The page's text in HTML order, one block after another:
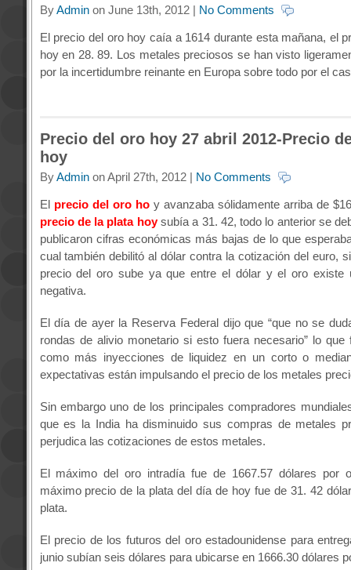
ByAdminon June 13th, 2012 | No Comments
El precio del oro hoy caía a 1614 durante esta mañana, el
hoy en 28. 89. Los metales preciosos se han visto
por la incertidumbre reinante en Europa sobre todo por el
Precio del oro hoy 27 abril 2012-Precio
hoy
ByAdminon April 27th, 2012 | No Comments
El precio del oro ho y avanzaba sólidamente arriba de
precio de la plata hoy subía a 31. 42, todo lo anterior se
publicaron cifras económicas más bajas de lo que
cual también debilitó al dólar contra la cotización del euro,
precio del oro sube ya que entre el dólar y el oro existe
negativa.
El día de ayer la Reserva Federal dijo que “que no se
rondas de alivio monetario si esto fuera necesario” lo que
como más inyecciones de liquidez en un corto o
expectativas están impulsando el precio de los metales
Sin embargo uno de los principales compradores
que es la India ha disminuido sus compras de metales
perjudica las cotizaciones de estos metales.
El máximo del oro intradía fue de 1667.57 dólares por
máximo precio de la plata del día de hoy fue de 31. 42
plata.
El precio de los futuros del oro estadounidense para
junio subían seis dólares para ubicarse en 1666.30 dólares